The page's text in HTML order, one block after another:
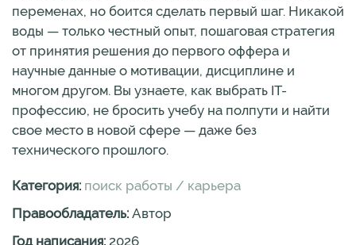
переменах, но боится сделать первый шаг. Никакой
воды — только честный опыт, пошаговая стратегия
от принятия решения до первого оффера и
научные данные о мотивации, дисциплине и
многом другом. Вы узнаете, как выбрать IT-
профессию, не бросить учебу на полпути и найти
свое место в новой сфере — даже без
технического прошлого.
Категория: поиск работы / карьера
Правообладатель: Автор
Год написания: 2026